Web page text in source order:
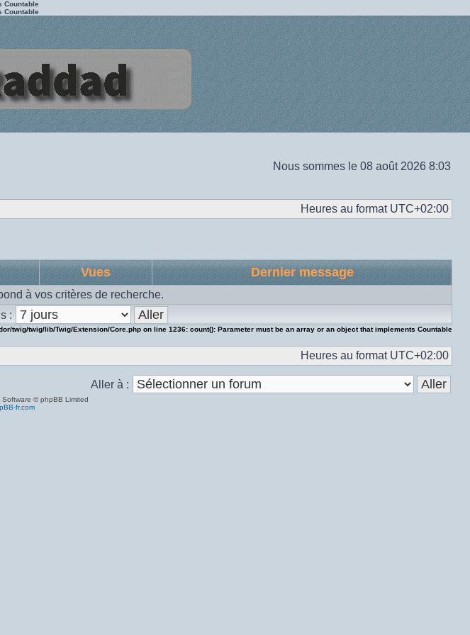
Countable
Countable
Nous sommes le 08 août 2026 8:03
Heures au format UTC+02:00
Vues Dernier message
à vos critères de recherche.
:
twig/twig/lib/Twig/Extension/Core.php on line 1236: count(): Parameter must be an array or an object that implements Countable
Heures au format UTC+02:00
Aller à :
Software © phpBB Limited
fr.com